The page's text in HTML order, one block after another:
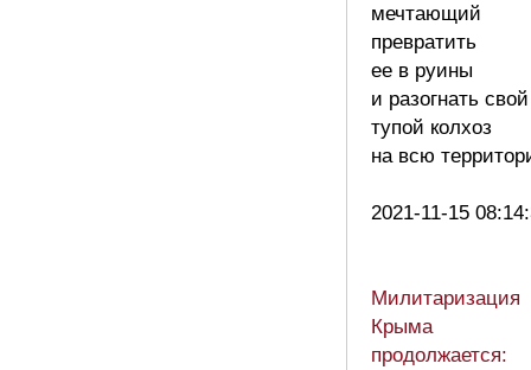
мечтающий
превратить
ее в руины
и разогнать свой
тупой колхоз
на всю
2021-11-15
Милитаризация
Крыма
продолжается: